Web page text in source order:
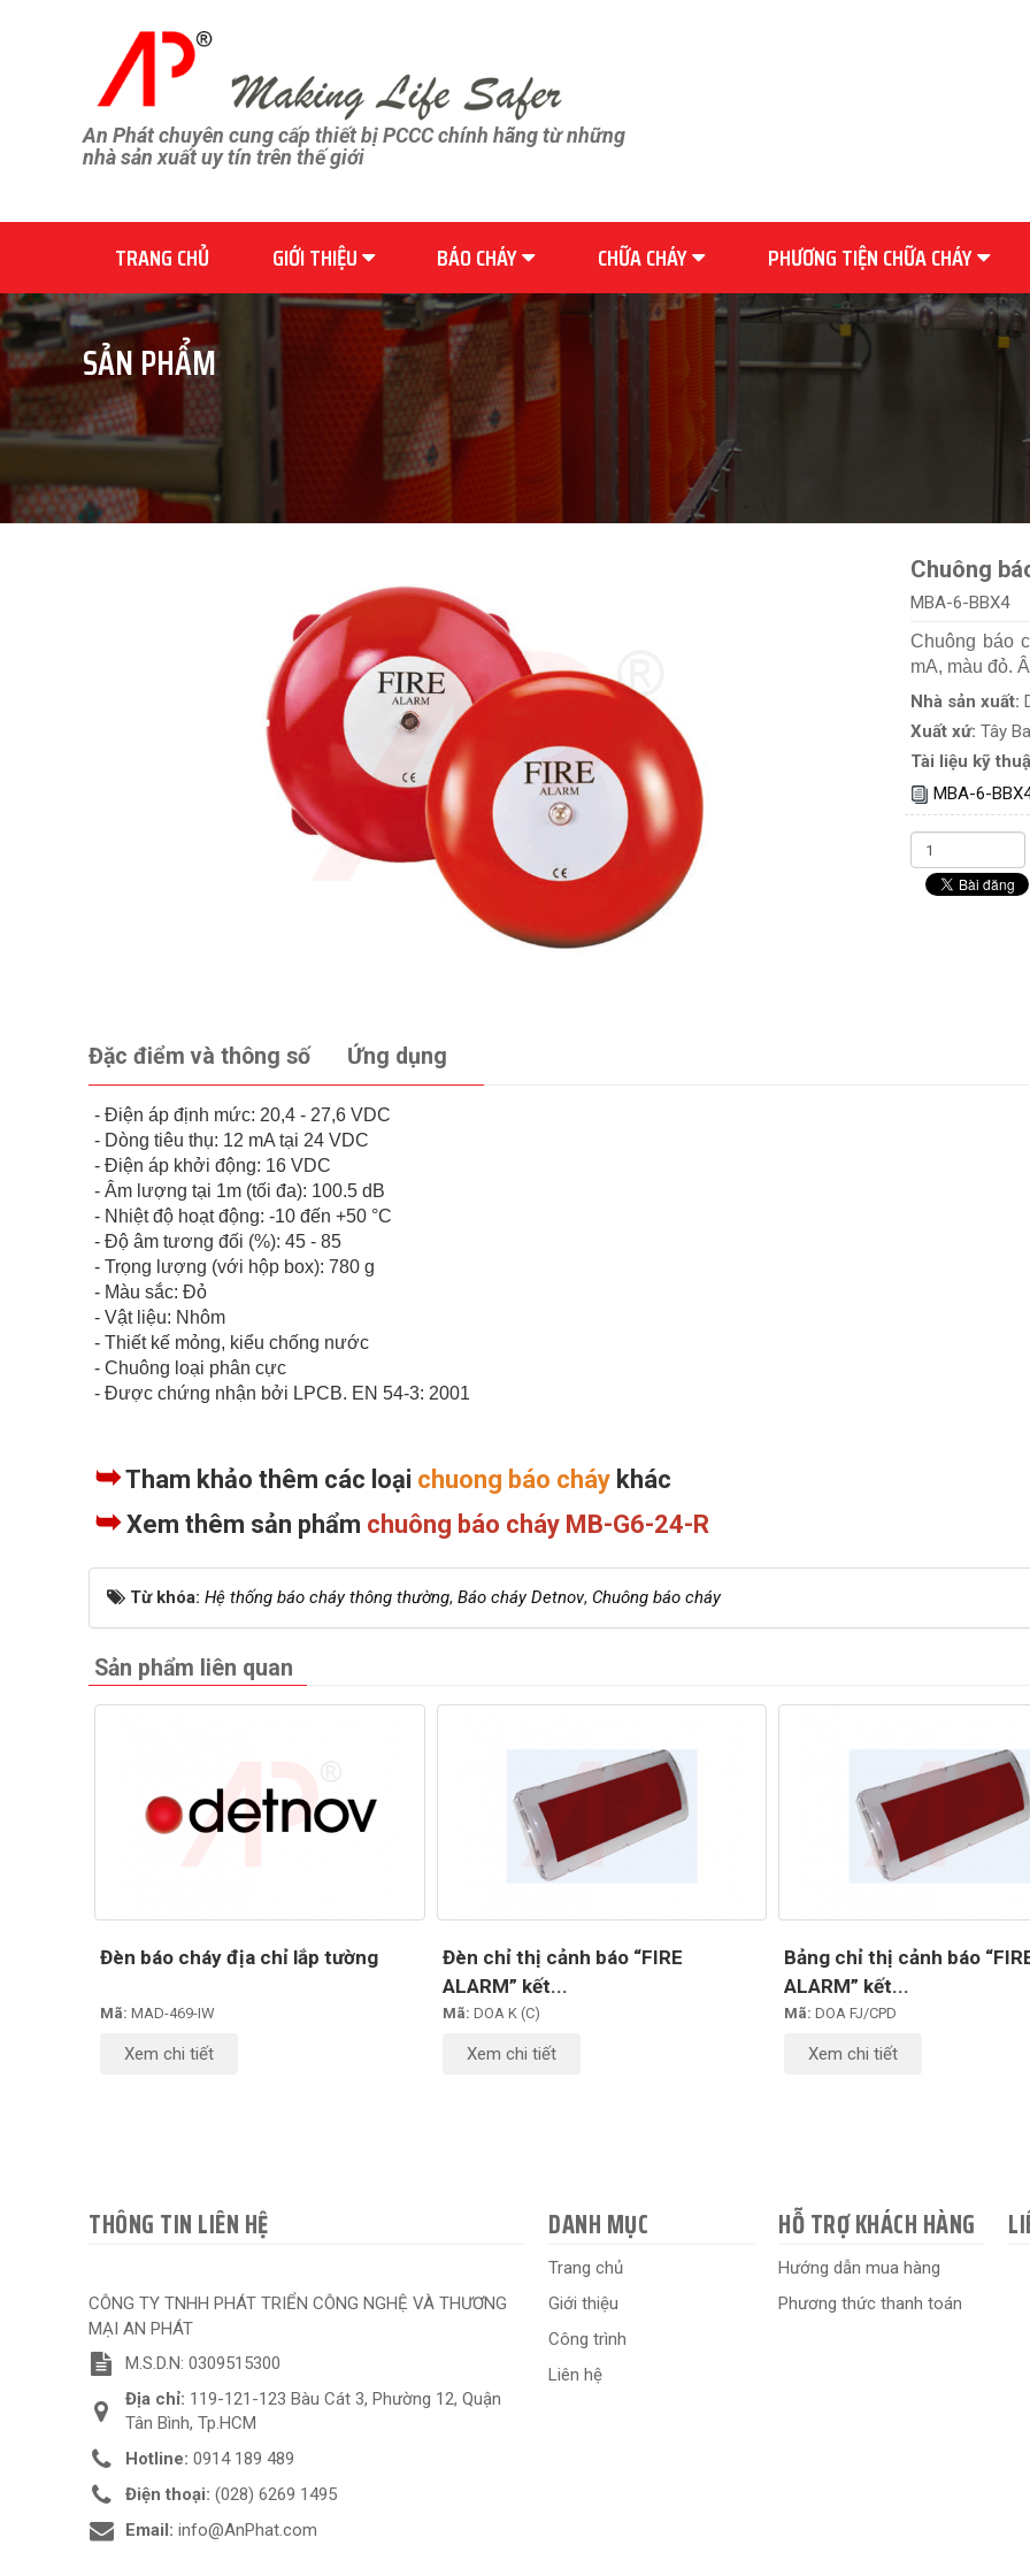
An Phát chuyên cung cấp thiết bị PCCC chính hãng từ những
nhà sản xuất uy tín trên thế giới
TRANG CHỦ GIỚI THIỆU BÁO CHÁY CHỮA CHÁY PHƯƠNG TIỆN CHỮA CHÁY
SẢN PHẨM
Chuông
MBA-6-BBX4
Chuông báo
mA, màu đỏ.
Nhà sản xuất:
Xuất xứ: Tây
Tài liệu kỹ
MBA-6-
Đặc điểm và thông số Ứng dụng
- Điện áp định mức: 20,4 - 27,6 VDC
- Dòng tiêu thụ: 12 mA tại 24 VDC
- Điện áp khởi động: 16 VDC
- Âm lượng tại 1m (tối đa): 100.5 dB
- Nhiệt độ hoạt động: -10 đến +50 °C
- Độ âm tương đối (%): 45 - 85
- Trọng lượng (với hộp box): 780 g
- Màu sắc: Đỏ
- Vật liệu: Nhôm
- Thiết kế mỏng, kiểu chống nước
- Chuông loại phân cực
- Được chứng nhận bởi LPCB. EN 54-3: 2001
➥Tham khảo thêm các loại chuong báo cháy khác
➥Xem thêm sản phẩm chuông báo cháy MB-G6-24-R
Từ khóa: Hệ thống báo cháy thông thường, Báo cháy Detnov, Chuông báo cháy
Sản phẩm liên quan
Đèn báo cháy địa chỉ lắp tường
Mã: MAD-469-IW
Xem chi tiết
Đèn chỉ thị cảnh báo “FIRE
ALARM” kết...
Mã: DOA K (C)
Xem chi tiết
Bảng chỉ thị cảnh báo
ALARM” kết...
Mã: DOA FJ/CPD
Xem chi tiết
THÔNG TIN LIÊN HỆ
CÔNG TY TNHH PHÁT TRIỂN CÔNG NGHỆ VÀ THƯƠNG
MẠI AN PHÁT
M.S.D.N: 0309515300
Địa chỉ: 119-121-123 Bàu Cát 3, Phường 12, Quận
Tân Bình, Tp.HCM
Hotline: 0914 189 489
Điện thoại: (028) 6269 1495
Email: info@AnPhat.com
DANH MỤC
Trang chủ
Giới thiệu
Công trình
Liên hệ
HỖ TRỢ KHÁCH HÀNG
Hướng dẫn mua hàng
Phương thức thanh toán